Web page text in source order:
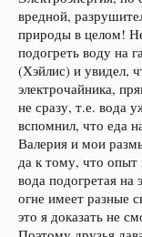
вредной,
природы в целом!
подогреть воду на
(Хэйлис) и увидел,
электрочайника,
не сразу, т.е. вода
вспомнил, что еда
Валерия и мои
да к тому, что опыт
вода подогретая на
огне имеет разные
это я доказать не